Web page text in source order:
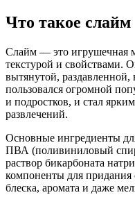
Что такое слайм
Слайм — это игрушечная
текстурой и свойствами.
вытянутой,
пользовался огромной
и подростков, и стал
развлечений.
Основные ингредиенты
ПВА (поливиниловый
раствор бикарбоната
компоненты для придания
блеска, аромата и даже